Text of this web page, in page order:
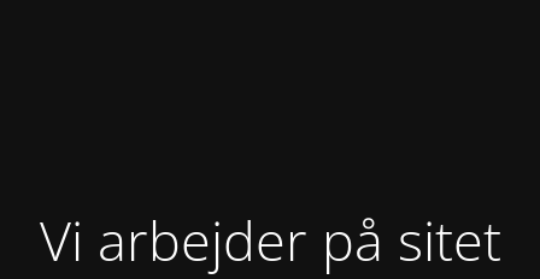
Vi arbejder på sitet